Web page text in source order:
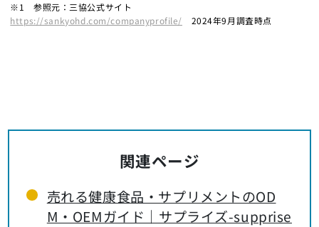
※1 参照元：三協公式サイト
https://sankyohd.com/companyprofile/
2024年9月調査時点
関連ページ
売れる健康食品・サプリメントのOD
M・OEMガイド｜サプライズ-supprise